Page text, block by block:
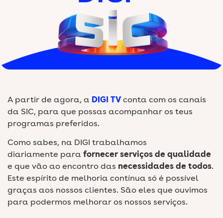
A partir de agora, a DIGI TVconta com os canais
da SIC, para que possas acompanhar os teus
programas preferidos.
Como sabes, na DIGI trabalhamos
diariamente parafornecer serviços de qualidade
e que vão ao encontro das necessidades de todos.
Este espírito de melhoria contínua só é possível
graças aos nossos clientes. São eles que ouvimos
para podermos melhorar os nossos serviços.